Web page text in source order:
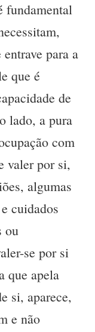
fundamental
para a
que é
de
lado, a pura
com
valer por si,
algumas
cuidados
ou
se por si
que apela
si, aparece,
e não